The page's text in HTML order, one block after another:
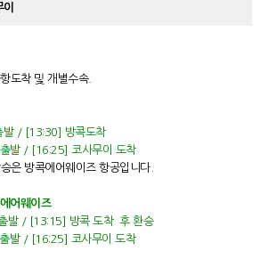
도착 및 개별수속.
/ [13:30] 방콕도착
발 / [16:25] 코사무이 도착
은 방콕에어웨이즈 항공입니다.
어웨이즈
발 / [13:15] 방콕 도착 후 환승
발 / [16:25] 코사무이 도착